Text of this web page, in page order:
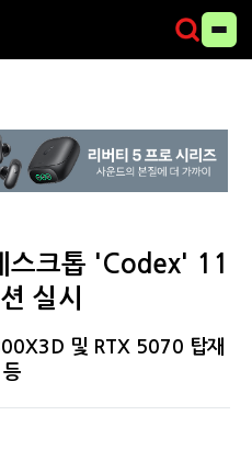
스크톱 'Codex' 11
실시
및 RTX 5070 탑재